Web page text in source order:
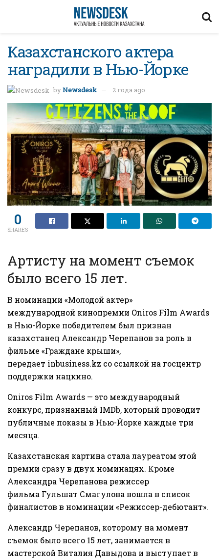
Казахстанского актера
наградили в Нью-Йорке
byNewsdesk 2 года ago
0
SHARES
Артисту на момент съемок
было всего 15 лет.
В номинации «Молодой актер»
международной кинопремии Oniros Film Awards
в Нью-Йорке победителем был признан
казахстанец Александр Черепанов за роль в
фильме «Граждане крыши»,
передает inbusiness.kz со ссылкой на госцентр
поддержки нацкино.
Oniros Film Awards — это международный
конкурс, признанный IMDb, который проводит
публичные показы в Нью-Йорке каждые три
месяца.
Казахстанская картина стала лауреатом этой
премии сразу в двух номинацях. Кроме
Александра Черепанова режиссер
фильма Гульшат Смагулова вошла в список
финалистов в номинации «Режиссер-дебютант».
Александр Черепанов, которому на момент
съемок было всего 15 лет, занимается в
мастерской Виталия Давыдова и выступает в